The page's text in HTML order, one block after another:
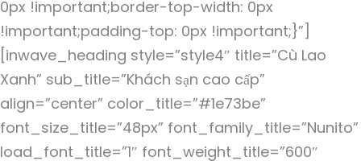
0px !important;border-top-width: 0px
!important;padding-top: 0px !important;}”]
[inwave_heading style=”style4″ title=”Cù Lao
Xanh” sub_title=”Khách sạn cao cấp”
align=”center” color_title=”#1e73be”
font_size_title=”48px” font_family_title=”Nunito”
load_font_title=”1″ font_weight_title=”600″